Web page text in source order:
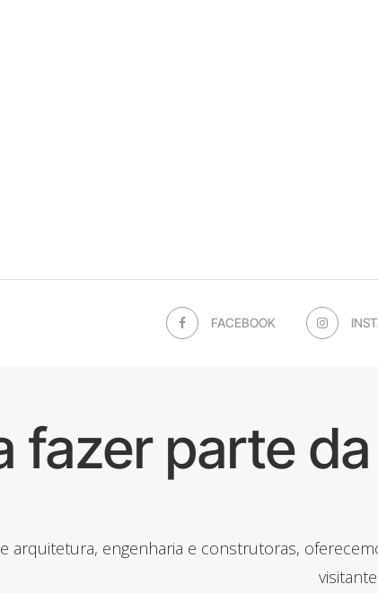
FACEBOOK
fazer parte
arquitetura, engenharia e construtoras,